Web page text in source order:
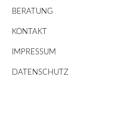
BERATUNG
KONTAKT
IMPRESSUM
DATENSCHUTZ